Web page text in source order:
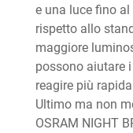
e una luce fino
rispetto allo
maggiore
possono aiutare
reagire più
Ultimo ma non
OSRAM NIGHT